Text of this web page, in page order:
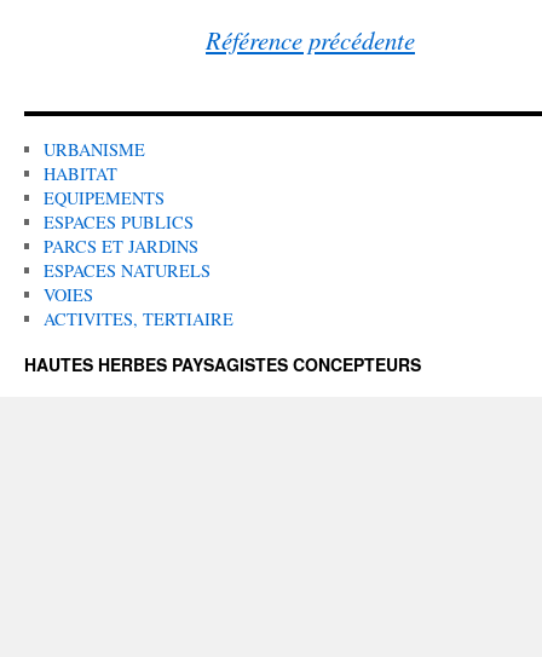
Référence précédente
URBANISME
HABITAT
EQUIPEMENTS
ESPACES PUBLICS
PARCS ET JARDINS
ESPACES NATURELS
VOIES
ACTIVITES, TERTIAIRE
HAUTES HERBES PAYSAGISTES CONCEPTEURS